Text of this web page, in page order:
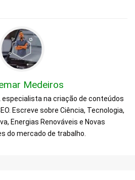
Medeiros
na criação de conteúdos
Escreve sobre Ciência, Tecnologia,
Energias Renováveis e Novas
do mercado de trabalho.